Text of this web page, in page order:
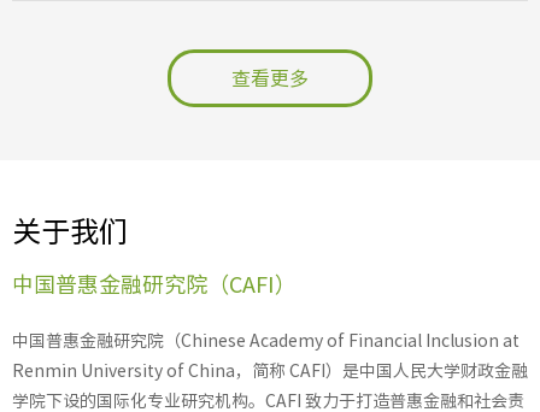
查看更多
关于我们
中国普惠金融研究院（CAFI）
中国普惠金融研究院（Chinese Academy of Financial Inclusion at
Renmin University of China，简称 CAFI）是中国人民大学财政金融
学院下设的国际化专业研究机构。CAFI 致力于打造普惠金融和社会责